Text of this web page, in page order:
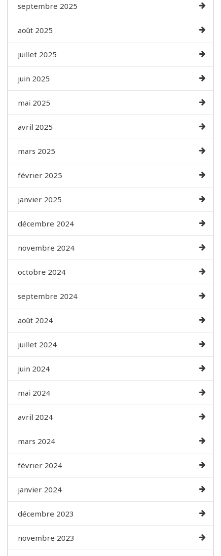
septembre 2025
août 2025
juillet 2025
juin 2025
mai 2025
avril 2025
mars 2025
février 2025
janvier 2025
décembre 2024
novembre 2024
octobre 2024
septembre 2024
août 2024
juillet 2024
juin 2024
mai 2024
avril 2024
mars 2024
février 2024
janvier 2024
décembre 2023
novembre 2023